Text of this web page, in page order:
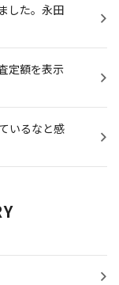
した。永田
定額を表示
いるなと感